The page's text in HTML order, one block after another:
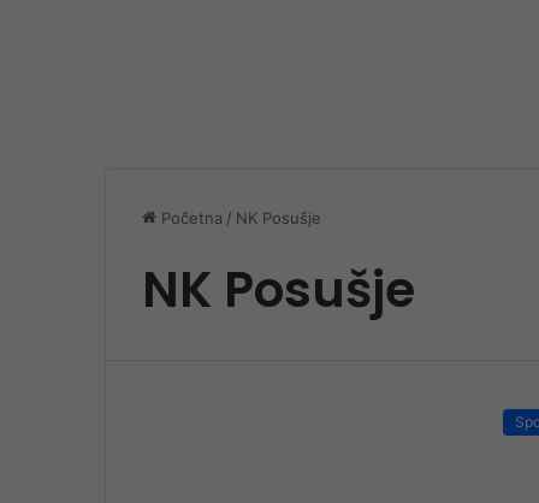
Početna / NK Posušje
NK Posušje